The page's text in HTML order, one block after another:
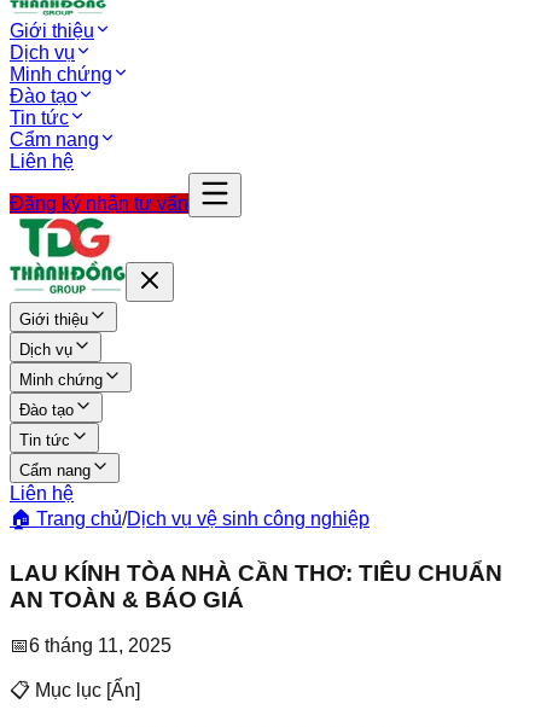
Giới thiệu
Dịch vụ
Minh chứng
Đào tạo
Tin tức
Cẩm nang
Liên hệ
Đăng ký nhận tư vấn
Giới thiệu
Dịch vụ
Minh chứng
Đào tạo
Tin tức
Cẩm nang
Liên hệ
🏠 Trang chủ/Dịch vụ vệ sinh công nghiệp
LAU KÍNH TÒA NHÀ CẦN THƠ: TIÊU CHUẨN
AN TOÀN & BÁO GIÁ
📅6 tháng 11, 2025
📋 Mục lục [Ẩn]